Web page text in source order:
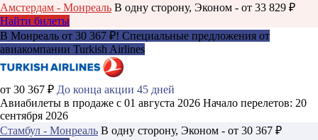
Амстердам - Монреаль В одну сторону, Эконом - от 33 829 ₽
Найти билеты
В Монреаль от 30 367 ₽! Специальные предложения от
авиакомпании Turkish Airlines
от 30 367 ₽ До конца акции 45 дней
Авиабилеты в продаже с 01 августа 2026 Начало перелетов: 20
сентября 2026
Стамбул - Монреаль В одну сторону, Эконом - от 30 367 ₽